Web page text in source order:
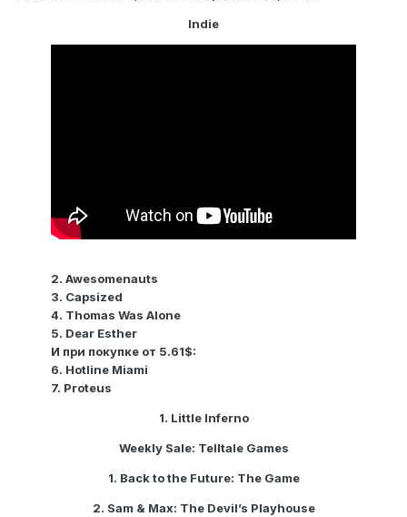
Indie
2. Awesomenauts
3. Capsized
4. Thomas Was Alone
5. Dear Esther
И при покупке от 5.61$:
6. Hotline Miami
7. Proteus
1. Little Inferno
Weekly Sale: Telltale Games
1. Back to the Future: The Game
2. Sam & Max: The Devil’s Playhouse